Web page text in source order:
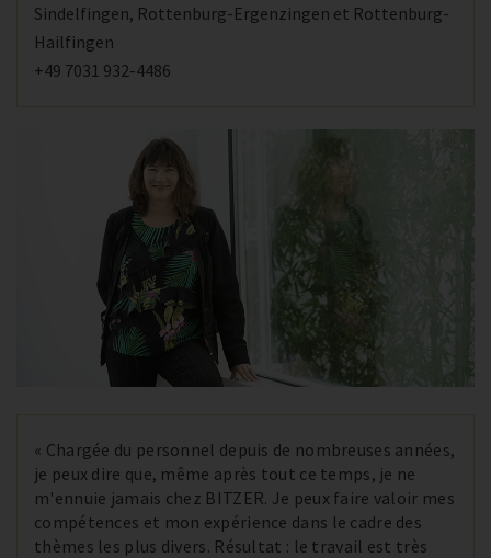
Sindelfingen, Rottenburg-Ergenzingen et Rottenburg-
Hailfingen
+49 7031 932-4486
« Chargée du personnel depuis de nombreuses années,
je peux dire que, même après tout ce temps, je ne
m'ennuie jamais chez BITZER. Je peux faire valoir mes
compétences et mon expérience dans le cadre des
thèmes les plus divers. Résultat : le travail est très